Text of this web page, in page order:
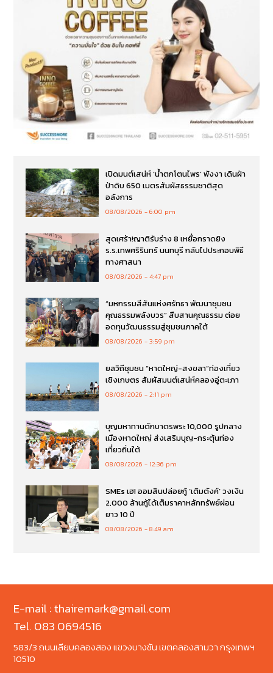
เปิดมนต์เสน่ห์ ‘น้ำตกโตนไพร’ พังงา เดินฝ่า
ป่าดิบ 650 เมตรสัมผัสธรรมชาติสุด
อลังการ
08/08/2026 6:00 pm
สุดเศร้า!ญาติรับร่าง 8 เหยื่อกราดยิง
ร.ร.เทพศริรินทร์ นนทบุรี กลับไปประกอบพิธี
ทางศาสนา
08/08/2026 4:47 pm
“มหกรรมสีสันแห่งศรัทธา พัฒนาชุมชน
คุณธรรมพลังบวร” สืบสานคุณธรรม ต่อย
อดทุนวัฒนธรรมสู่ชุมชนภาคใต้
08/08/2026 3:59 pm
ยลวิถีชุมชน “หาดใหญ่-สงขลา”ท่องเที่ยว
เชิงเกษตร สัมผัสมนต์เสน่ห์คลองอู่ตะเภา
08/08/2026 2:11 pm
บุญมหาทานตักบาตรพระ 10,000 รูปกลาง
เมืองหาดใหญ่ ส่งเสริมบุญ-กระตุ้นท่อง
เที่ยวถิ่นใต้
08/08/2026 12:36 pm
SMEs เฮ! ออมสินปล่อยกู้ ‘เติมตังค์’ วงเงิน
2,000 ล้านกู้ได้เต็มราคาหลักทรัพย์ผ่อน
ยาว 10 ปี
08/08/2026 8:49 am
E-mail : thairemark@gmail.com
Tel. 083 0694516
583/3 ถนนเลียบคลองสอง แขวงบางชัน เขตคลองสามวา กรุงเทพฯ
10510